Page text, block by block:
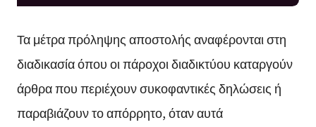
Τα μέτρα πρόληψης αποστολής αναφέρονται στη
διαδικασία όπου οι πάροχοι διαδικτύου καταργούν
άρθρα που περιέχουν συκοφαντικές δηλώσεις ή
παραβιάζουν το απόρρητο, όταν αυτά